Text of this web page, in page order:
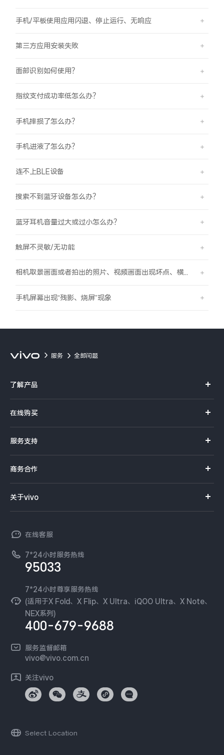
手机/平板使用应用闪退、停止运行、无响应
第三方应用安装失败
面部识别如何使用？
指纹支付成功率低怎么办？
手机摔损了怎么办？
手机进液了怎么办？
连不上BLE设备
搜索不到蓝牙设备怎么办？
蓝牙耳机音量过大或过小怎么办？
触屏不灵敏/无功能
相机取景画面或者拍出的照片、视频画面出现坏点、横线、竖线的现象
手机屏幕出现“残影、烧屏”现象
服务 全部问题
了解产品
Y系列
iQOO手机
NEX系列
在线购买
选购配件
订单查询
服务支持
查找手机
环保回收
安全公告
服务隐私政策
Log还原LUTs下载
vivo 办公套件
商务合作
vivo 企业业务
廉正合规
国补营业执照
无线电发射设备销售备案
关于vivo
工作机会
新闻资讯
可持续发展
vivo 蔡司影像
开发者社区
在线客服
7*24小时服务热线
95033
7*24小时尊享服务热线
(适用于X Fold、X Flip、X Ultra、iQOO Ultra、X Note、
NEX系列)
400-679-9688
服务监督邮箱
vivo@vivo.com.cn
关注vivo
Select Location